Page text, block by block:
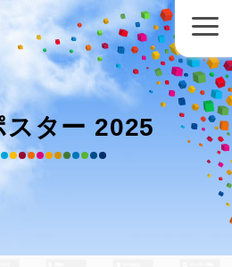
スター 2025